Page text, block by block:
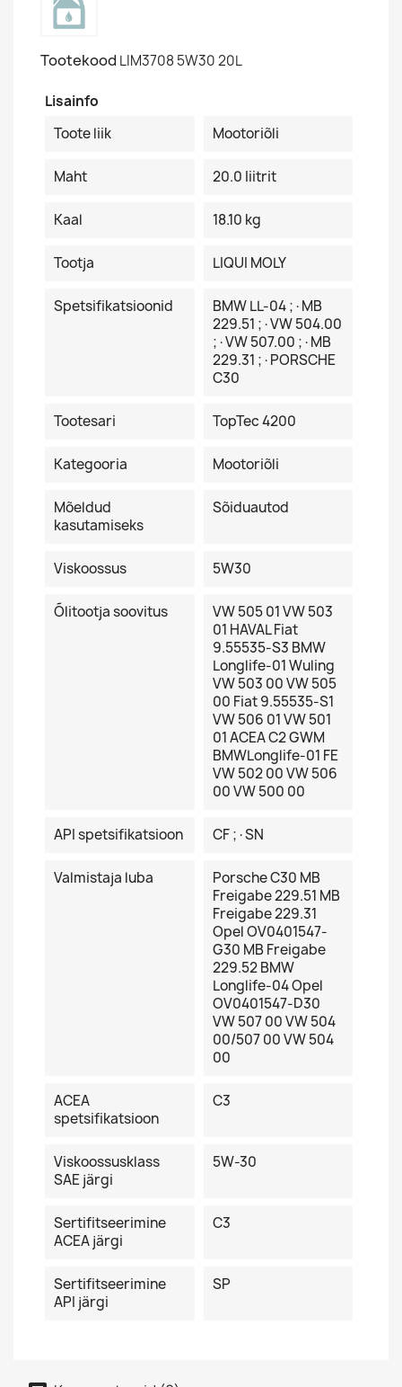
Tootekood LIM3708 5W30 20L
Lisainfo
Toote liik
Mootoriõli
Maht 20.0 Iiitrit
Kaal 18.10 kg
Tootja LIQUI MOLY
Spetsifikatsioonid
BMW LL-04 ;·MB
229.51 ;·VW 504.00
;·VW 507.00 ;·MB
229.31 ;·PORSCHE
C30
Tootesari TopTec 4200
Kategooria Mootoriõli
Mõeldud
kasutamiseks
Sõiduautod
Viskoossus 5W30
Õlitootja soovitus
VW 505 01 VW 503
01 HAVAL Fiat
9.55535-S3 BMW
Longlife-01 Wuling
VW 503 00 VW 505
00 Fiat 9.55535-S1
VW 506 01 VW 501
01 ACEA C2 GWM
BMWLonglife-01 FE
VW 502 00 VW 506
00 VW 500 00
API spetsifikatsioon CF ;·SN
Valmistaja luba
Porsche C30 MB
Freigabe 229.51 MB
Freigabe 229.31
Opel OV0401547-
G30 MB Freigabe
229.52 BMW
Longlife-04 Opel
OV0401547-D30
VW 507 00 VW 504
00/507 00 VW 504
00
ACEA
spetsifikatsioon
C3
Viskoossusklass
SAE järgi
5W-30
Sertifitseerimine
ACEA järgi
C3
Sertifitseerimine
API järgi
SP